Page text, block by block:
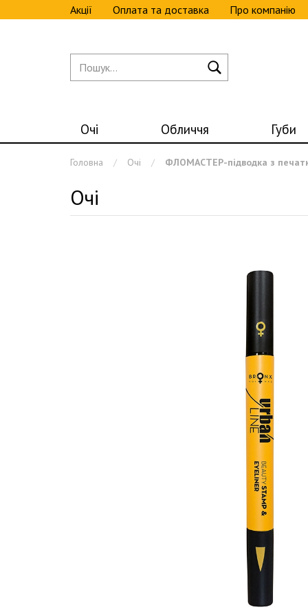
Акції Оплата та доставка Про компанію
Очі Обличчя Губи
Головна Очі ФЛОМАСТЕР-підводка з
Очі